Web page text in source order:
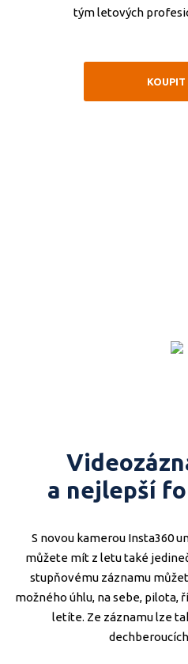
tým letových
KOUPIT
a nejlepší
S novou kamerou Insta360
můžete mít z letu také
stupňovému záznamu
možného úhlu, na sebe, pilota,
letíte. Ze záznamu lze